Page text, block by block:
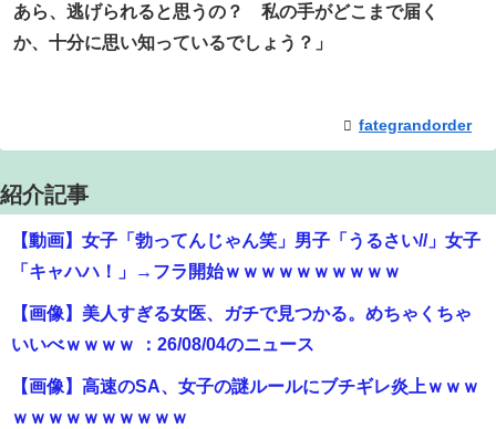
あら、逃げられると思うの？ 私の手がどこまで届く
か、十分に思い知っているでしょう？」
fategrandorder
紹介記事
【動画】女子「勃ってんじゃん笑」男子「うるさい//」女子
「キャハハ！」→フラ開始ｗｗｗｗｗｗｗｗｗｗ
【画像】美人すぎる女医、ガチで見つかる。めちゃくちゃ
いいべｗｗｗｗ ：26/08/04のニュース
【画像】高速のSA、女子の謎ルールにブチギレ炎上ｗｗｗ
ｗｗｗｗｗｗｗｗｗｗ